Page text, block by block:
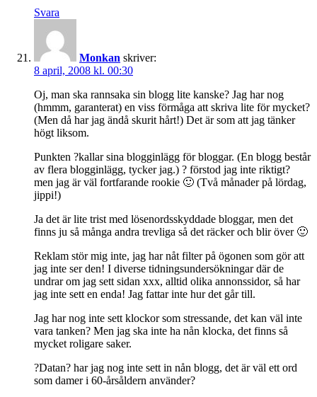
Svara
Monkan skriver:
8 april, 2008 kl. 00:30
Oj, man ska rannsaka sin blogg lite kanske? Jag har nog
(hmmm, garanterat) en viss förmåga att skriva lite för mycket?
(Men då har jag ändå skurit hårt!) Det är som att jag tänker
högt liksom.
Punkten ?kallar sina blogginlägg för bloggar. (En blogg består
av flera blogginlägg, tycker jag.) ? förstod jag inte riktigt?
men jag är väl fortfarande rookie 🙂 (Två månader på lördag,
jippi!)
Ja det är lite trist med lösenordsskyddade bloggar, men det
finns ju så många andra trevliga så det räcker och blir över 🙂
Reklam stör mig inte, jag har nåt filter på ögonen som gör att
jag inte ser den! I diverse tidningsundersökningar där de
undrar om jag sett sidan xxx, alltid olika annonssidor, så har
jag inte sett en enda! Jag fattar inte hur det går till.
Jag har nog inte sett klockor som stressande, det kan väl inte
vara tanken? Men jag ska inte ha nån klocka, det finns så
mycket roligare saker.
?Datan? har jag nog inte sett in nån blogg, det är väl ett ord
som damer i 60-årsåldern använder?